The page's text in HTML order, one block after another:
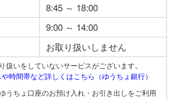
8:45 ～ 18:00
9:00 ～ 14:00
お取り扱いしません
扱いをしていないサービスがございます。
時間帯など詳しくはこちら（ゆうちょ銀行）
うちょ口座のお預け入れ・お引き出しをご利用